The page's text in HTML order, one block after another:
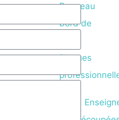
Panneau
bord de
Plaques